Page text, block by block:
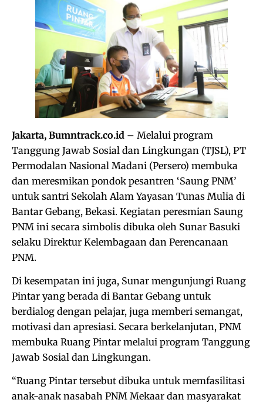
Jakarta, Bumntrack.co.id – Melalui program
Tanggung Jawab Sosial dan Lingkungan (TJSL), PT
Permodalan Nasional Madani (Persero) membuka
dan meresmikan pondok pesantren ‘Saung PNM’
untuk santri Sekolah Alam Yayasan Tunas Mulia di
Bantar Gebang, Bekasi. Kegiatan peresmian Saung
PNM ini secara simbolis dibuka oleh Sunar Basuki
selaku Direktur Kelembagaan dan Perencanaan
PNM.
Di kesempatan ini juga, Sunar mengunjungi Ruang
Pintar yang berada di Bantar Gebang untuk
berdialog dengan pelajar, juga memberi semangat,
motivasi dan apresiasi. Secara berkelanjutan, PNM
membuka Ruang Pintar melalui program Tanggung
Jawab Sosial dan Lingkungan.
“Ruang Pintar tersebut dibuka untuk memfasilitasi
anak-anak nasabah PNM Mekaar dan masyarakat